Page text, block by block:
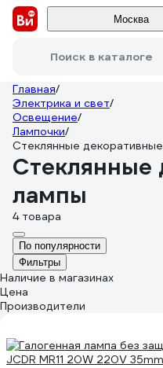
Москва
Поиск в каталоге
Главная/
Электрика и свет/
Освещение/
Лампочки/
Стеклянные
Стеклянные
лампы
4 товара
По популярности
Фильтры
Наличие в магазинах
Цена
Производители